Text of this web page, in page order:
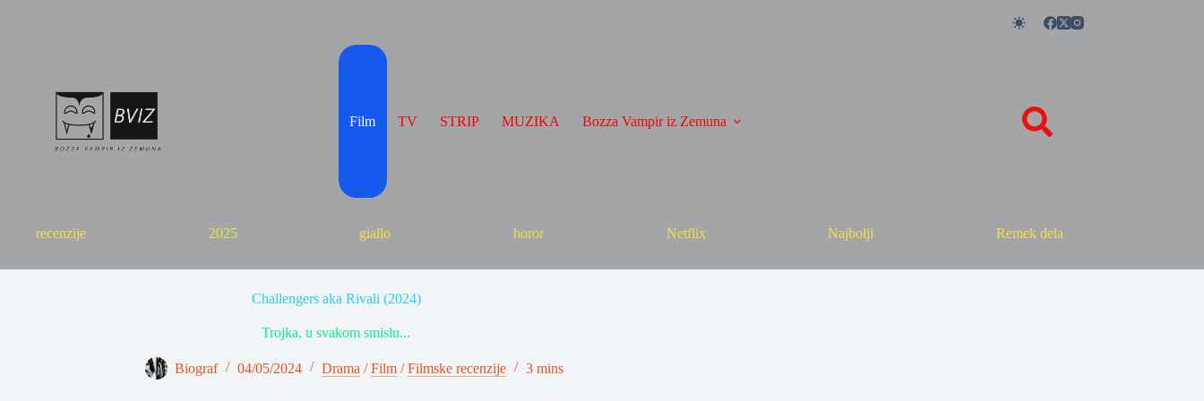
Film TV STRIP MUZIKA Bozza Vampir iz Zemuna
recenzije 2025 giallo horor Netflix Najbolji Remek dela
Challengers aka Rivali (2024)
Trojka, u svakom smislu...
Biograf 04/05/2024 Drama /Film/Filmske recenzije 3 mins